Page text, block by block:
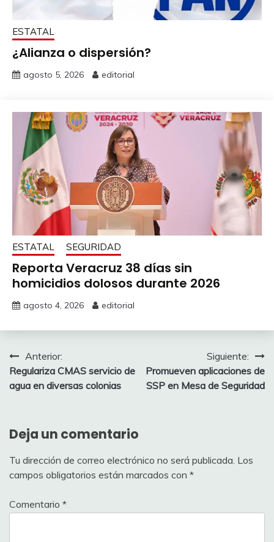
ESTATAL
¿Alianza o dispersión?
agosto 5, 2026 editorial
ESTATAL SEGURIDAD
Reporta Veracruz 38 días sin
homicidios dolosos durante 2026
agosto 4, 2026 editorial
Navegación
de
Anterior:
Regulariza CMAS servicio de
agua en diversas colonias
Siguiente:
Promueven aplicaciones de
SSP en Mesa de Seguridad
Deja un comentario
Tu dirección de correo electrónico no será publicada. Los
campos obligatorios están marcados con *
Comentario *